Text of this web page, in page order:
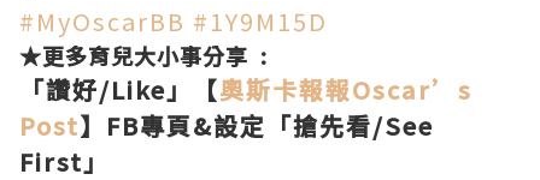
#MyOscarBB #1Y9M15D
★更多育兒大小事分享 :
「讚好/Like」【奧斯卡報報Oscar’s
Post】FB專頁&設定「搶先看/See
First」